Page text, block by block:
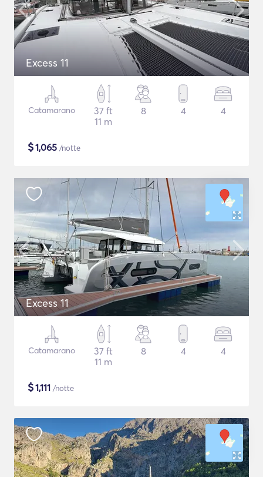
Excess 11
Catamarano
37 ft
11 m
8 4 4
$1,065 /notte
Excess 11
Catamarano
37 ft
11 m
8 4 4
$1,111 /notte